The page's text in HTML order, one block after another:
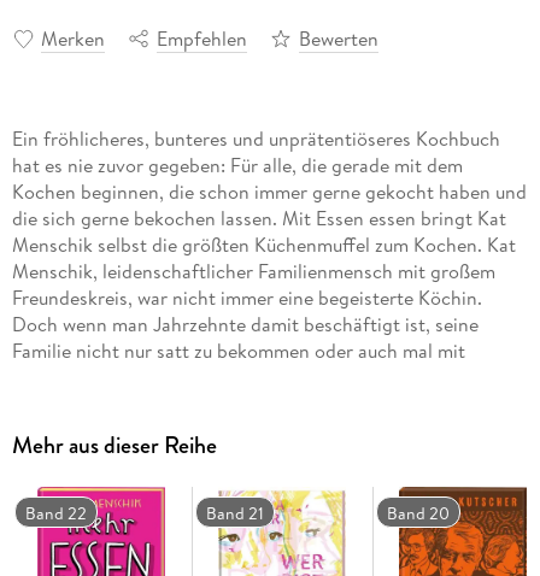
Merken Empfehlen Bewerten
Ein fröhlicheres, bunteres und unprätentiöseres Kochbuch
hat es nie zuvor gegeben: Für alle, die gerade mit dem
Kochen beginnen, die schon immer gerne gekocht haben und
die sich gerne bekochen lassen. Mit Essen essen bringt Kat
Menschik selbst die größten Küchenmuffel zum Kochen. Kat
Menschik, leidenschaftlicher Familienmensch mit großem
Freundeskreis, war nicht immer eine begeisterte Köchin.
Doch wenn man Jahrzehnte damit beschäftigt ist, seine
Familie nicht nur satt zu bekommen oder auch mal mit
für Lieblingsspeisen und kulinarischen Geheimnissen an. Und
außerdem wird man unversehens eben doch zu einer
enthusiastischen Köchin. Essen essen ist ein Kochbuch der
anderen Art: Kat Menschik drückt darin ihren Lesern den
Kochlöffel in die Hand und nimmt sie mit auf eine
unkonventionelle Reise durch ein ganzes Küchenjahr. Vom
Mehr aus dieser Reihe
Band 22 Band 21 Band 20